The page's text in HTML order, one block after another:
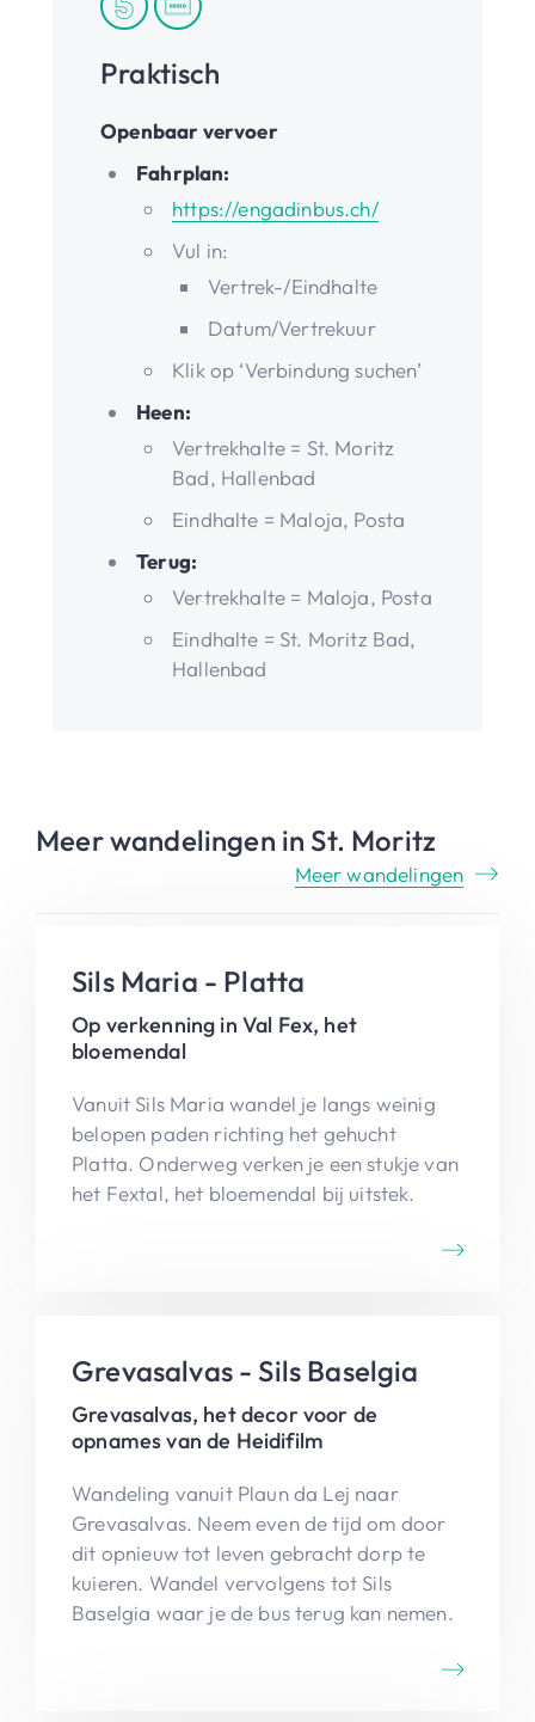
Praktisch
Openbaar vervoer
Fahrplan:
https://engadinbus.ch/
Vul in:
Vertrek-/Eindhalte
Datum/Vertrekuur
Klik op ‘Verbindung suchen’
Heen:
Vertrekhalte = St. Moritz
Bad, Hallenbad
Eindhalte = Maloja, Posta
Terug:
Vertrekhalte = Maloja, Posta
Eindhalte = St. Moritz Bad,
Hallenbad
Meer wandelingen in St. Moritz
Meer wandelingen
Sils Maria - Platta
Op verkenning in Val Fex, het
bloemendal
Vanuit Sils Maria wandel je langs weinig
belopen paden richting het gehucht
Platta. Onderweg verken je een stukje van
het Fextal, het bloemendal bij uitstek.
Grevasalvas - Sils Baselgia
Grevasalvas, het decor voor de
opnames van de Heidifilm
Wandeling vanuit Plaun da Lej naar
Grevasalvas. Neem even de tijd om door
dit opnieuw tot leven gebracht dorp te
kuieren. Wandel vervolgens tot Sils
Baselgia waar je de bus terug kan nemen.